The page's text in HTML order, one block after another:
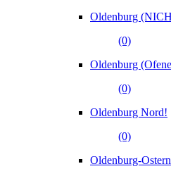
Oldenburg
(0)
Oldenburg
(0)
Oldenburg Nord!
(0)
Oldenburg-